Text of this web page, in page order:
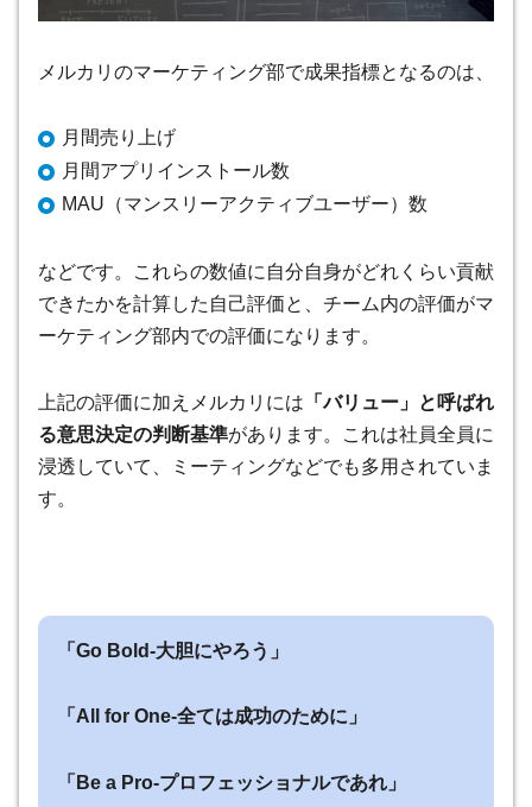
メルカリのマーケティング部で成果指標となるのは、
月間売り上げ
月間アプリインストール数
MAU（マンスリーアクティブユーザー）数
などです。これらの数値に自分自身がどれくらい貢献
できたかを計算した自己評価と、チーム内の評価がマ
ーケティング部内での評価になります。
上記の評価に加えメルカリには 「バリュー」と呼ばれ
る意思決定の判断基準があります。これは社員全員に
浸透していて、ミーティングなどでも多用されていま
す。
「Go Bold-大胆にやろう」
「All for One-全ては成功のために」
「Be a Pro-プロフェッショナルであれ」